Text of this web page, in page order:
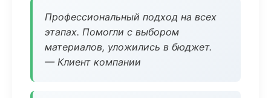
Профессиональный подход на всех
этапах. Помогли с выбором
материалов, уложились в бюджет.
— Клиент компании